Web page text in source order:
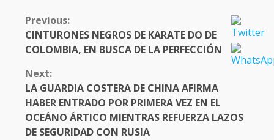
CONTINUE
READING
Previous:
CINTURONES NEGROS DE KARATE DO DE
COLOMBIA, EN BUSCA DE LA PERFECCIÓN
Next:
LA GUARDIA COSTERA DE CHINA AFIRMA
HABER ENTRADO POR PRIMERA VEZ EN EL
OCEÁNO ÁRTICO MIENTRAS REFUERZA LAZOS
DE SEGURIDAD CON RUSIA